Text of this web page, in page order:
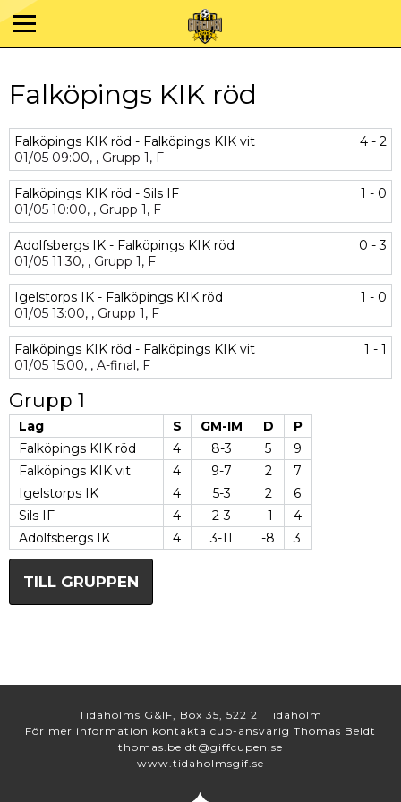
Falköpings KIK röd
Falköpings KIK röd - Falköpings KIK vit
4 - 2
01/05 09:00, , Grupp 1, F
Falköpings KIK röd - Sils IF
1 - 0
01/05 10:00, , Grupp 1, F
Adolfsbergs IK - Falköpings KIK röd
0 - 3
01/05 11:30, , Grupp 1, F
Igelstorps IK - Falköpings KIK röd
1 - 0
01/05 13:00, , Grupp 1, F
Falköpings KIK röd - Falköpings KIK vit
1 - 1
01/05 15:00, , A-final, F
Grupp 1
Lag S GM-IM D
P
Falköpings KIK röd
4 8-3 5
9
Falköpings KIK vit
4 9-7 2
7
Igelstorps IK
4 5-3 2
6
Sils IF
4 2-3 -1
4
Adolfsbergs IK
4 3-11 -8 3
TILL GRUPPEN
Tidaholms G&IF, Box 35, 522 21 Tidaholm
För mer information kontakta cup-ansvarig Thomas Beldt
thomas.beldt@giffcupen.se
www.tidaholmsgif.se